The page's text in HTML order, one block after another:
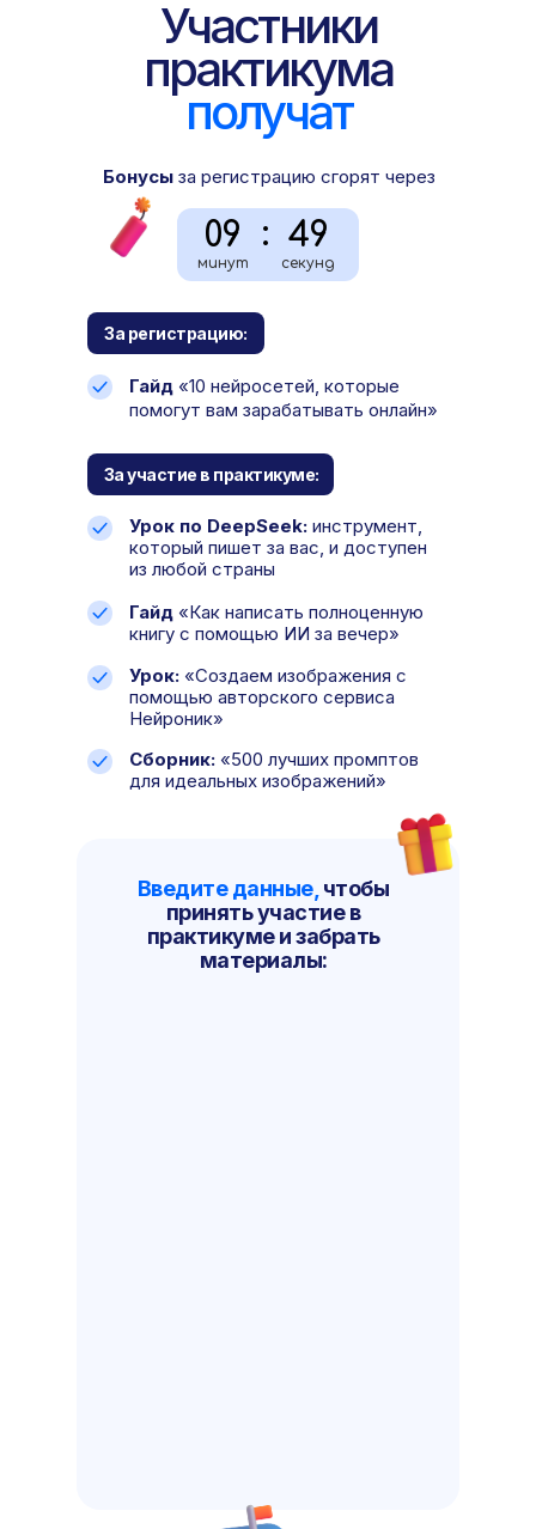
Бонусы за регистрацию сгорят через
За регистрацию:
Участники
практикума
получат
Гайд «10 нейросетей, которые
помогут вам зарабатывать онлайн»
За участие в практикуме:
Введите данные, чтобы
принять участие в
практикуме и забрать
материалы:
Урок по DeepSeek: инструмент,
который пишет за вас, и доступен
из любой страны
Гайд «Как написать полноценную
книгу с помощью ИИ за вечер»
Урок: «Создаем изображения с
помощью авторского сервиса
Нейроник»
Сборник: «500 лучших промптов
для идеальных изображений»
09
минут
: 48
секунд